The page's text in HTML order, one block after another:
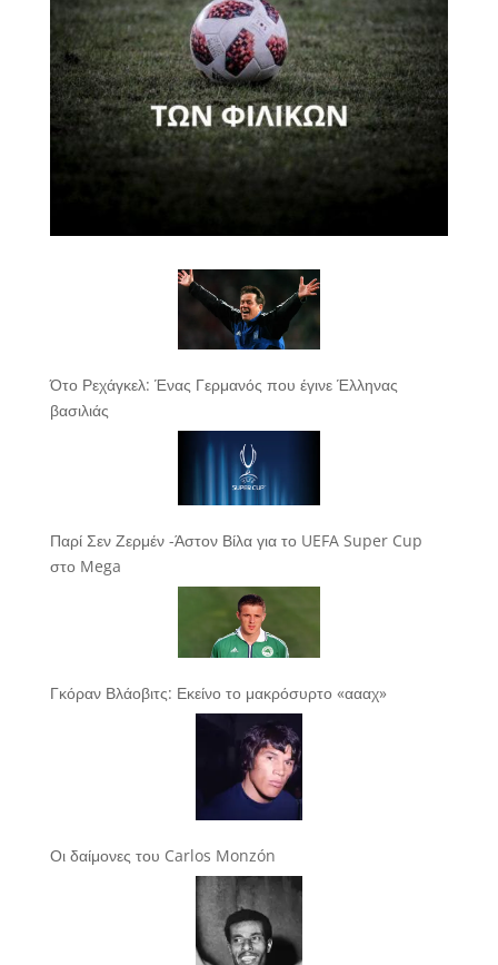
Ότο Ρεχάγκελ: Ένας Γερμανός που έγινε Έλληνας
βασιλιάς
Παρί Σεν Ζερμέν -Άστον Βίλα για το UEFA Super Cup
στο Mega
Γκόραν Βλάοβιτς: Εκείνο το μακρόσυρτο «αααχ»
Οι δαίμονες του Carlos Monzón